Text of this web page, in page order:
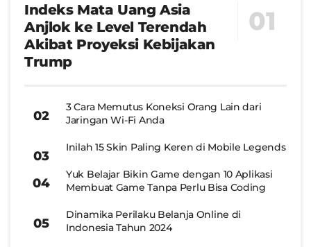
Indeks Mata Uang Asia
Anjlok ke Level Terendah
Akibat Proyeksi Kebijakan
Trump
3 Cara Memutus Koneksi Orang Lain dari
Jaringan Wi-Fi Anda
Inilah 15 Skin Paling Keren di Mobile Legends
Yuk Belajar Bikin Game dengan 10 Aplikasi
Membuat Game Tanpa Perlu Bisa Coding
Dinamika Perilaku Belanja Online di
Indonesia Tahun 2024